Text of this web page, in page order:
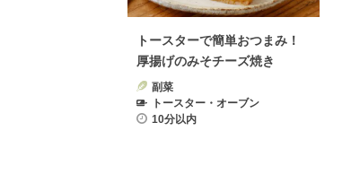
トースターで簡単おつまみ！
厚揚げのみそチーズ焼き
副菜
トースター・オーブン
10分以内